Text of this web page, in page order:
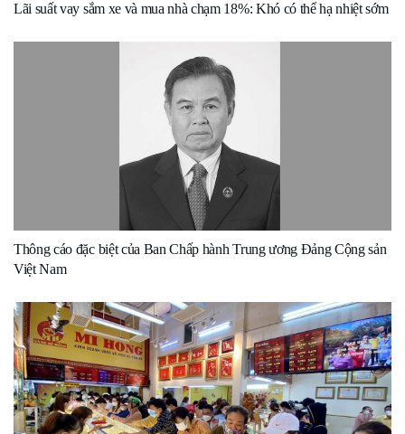
Lãi suất vay sắm xe và mua nhà chạm 18%: Khó có thể hạ nhiệt sớm
Thông cáo đặc biệt của Ban Chấp hành Trung ương Đảng Cộng sản
Việt Nam